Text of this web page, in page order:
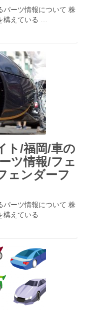
パーツ情報について 株
構えている …
ト/福岡/車の
ツ情報/フェ
ェンダーフ
パーツ情報について 株
構えている …